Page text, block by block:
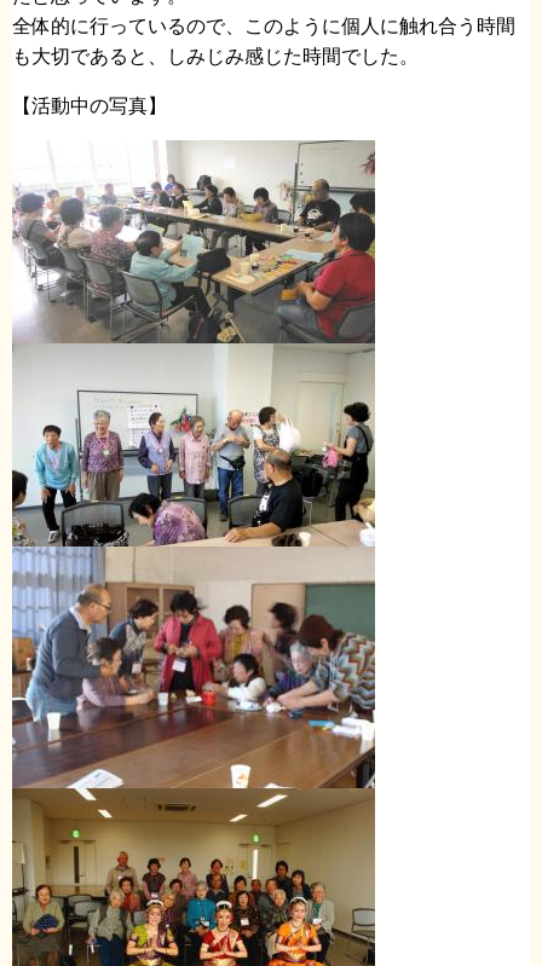
全体的に行っているので、このように個人に触れ合う時間
も大切であると、しみじみ感じた時間でした。
【活動中の写真】